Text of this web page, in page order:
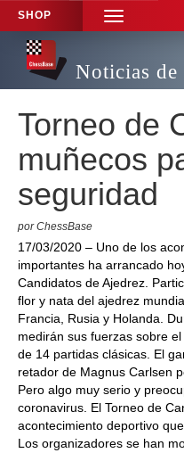
SHOP
TOGGLE
NAVIGATION
Noticias de
Torneo de
muñecos
seguridad
por ChessBase
17/03/2020 – Uno de los
importantes ha arrancado
Candidatos de Ajedrez.
flor y nata del ajedrez
Francia, Rusia y Holanda.
medirán sus fuerzas sobre
de 14 partidas clásicas. El
retador de Magnus Carlsen
Pero algo muy serio y
coronavirus. El Torneo de
acontecimiento deportivo
Los organizadores se han